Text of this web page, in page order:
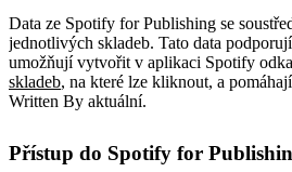
Data ze Spotify for Publishing se
jednotlivých skladeb. Tato data podporují
umožňují vytvořit v aplikaci Spotify
skladeb, na které lze kliknout, a
Written By aktuální.
Přístup do Spotify for